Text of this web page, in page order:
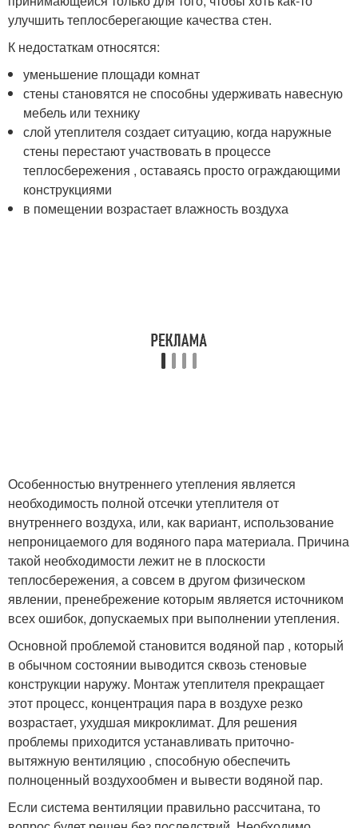
улучшить теплосберегающие качества стен.
К недостаткам относятся:
уменьшение площади комнат
стены становятся не способны удерживать навесную
мебель или технику
слой утеплителя создает ситуацию, когда наружные
стены перестают участвовать в процессе
теплосбережения , оставаясь просто ограждающими
конструкциями
в помещении возрастает влажность воздуха
Особенностью внутреннего утепления является
необходимость полной отсечки утеплителя от
внутреннего воздуха, или, как вариант, использование
непроницаемого для водяного пара материала. Причина
такой необходимости лежит не в плоскости
теплосбережения, а совсем в другом физическом
явлении, пренебрежение которым является источником
всех ошибок, допускаемых при выполнении утепления.
Основной проблемой становится водяной пар , который
в обычном состоянии выводится сквозь стеновые
конструкции наружу. Монтаж утеплителя прекращает
этот процесс, концентрация пара в воздухе резко
возрастает, ухудшая микроклимат. Для решения
проблемы приходится устанавливать приточно-
вытяжную вентиляцию , способную обеспечить
полноценный воздухообмен и вывести водяной пар.
Если система вентиляции правильно рассчитана, то